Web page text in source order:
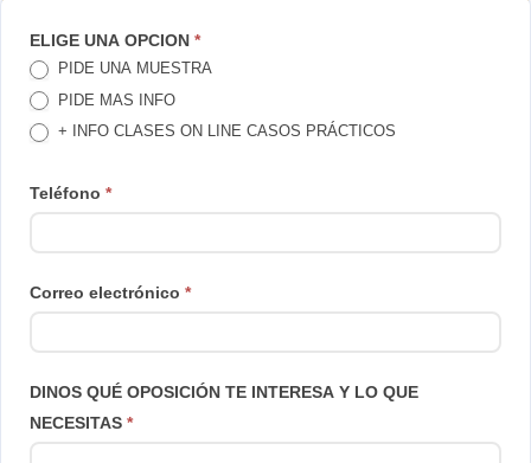
TE
LLAMAMOS
ELIGE UNA OPCION *
PIDE UNA MUESTRA
PIDE MAS INFO
+ INFO CLASES ON LINE CASOS PRÁCTICOS
Teléfono *
Correo electrónico *
DINOS QUÉ OPOSICIÓN TE INTERESA Y LO QUE
NECESITAS *